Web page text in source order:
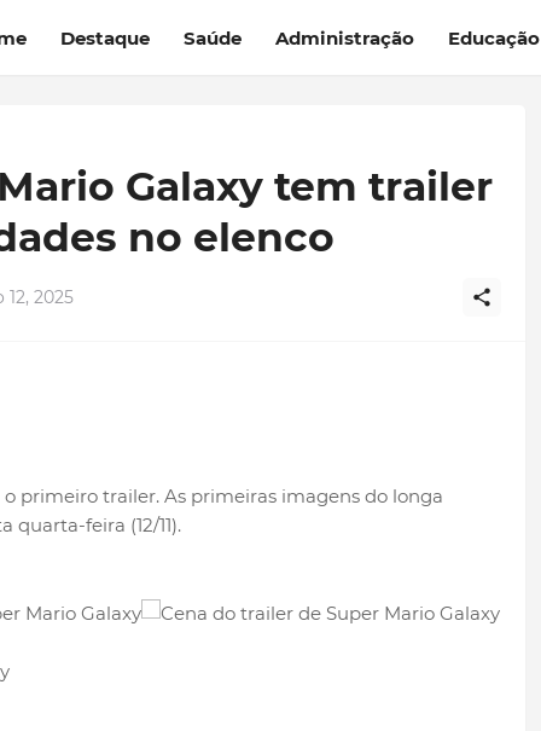
Destaque Saúde Administração Educação
Galaxy tem trailer
no elenco
2025
primeiro trailer. As primeiras imagens do longa
feira (12/11).